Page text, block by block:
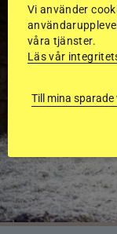
Vi använder
våra tjänster.
Läs vår
Till mina sparade